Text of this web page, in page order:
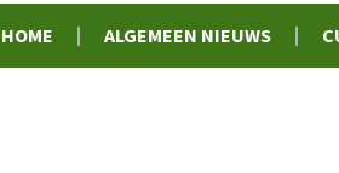
HOME ALGEMEEN NIEUWS